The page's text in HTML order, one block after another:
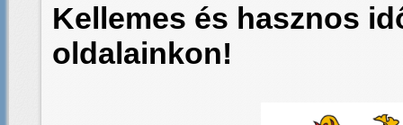
Kellemes és hasznos
oldalainkon!